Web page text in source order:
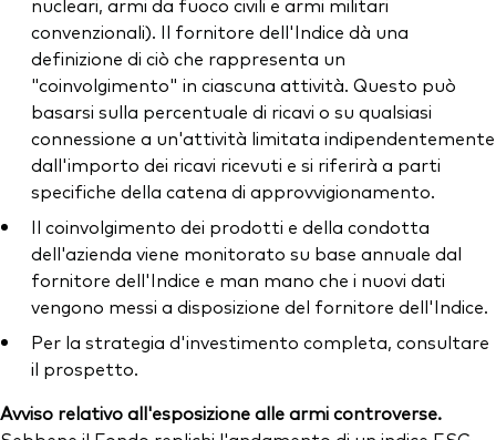
nucleari, armi da fuoco civili e armi militari
convenzionali). Il fornitore dell'Indice dà una
definizione di ciò che rappresenta un
"coinvolgimento" in ciascuna attività. Questo può
basarsi sulla percentuale di ricavi o su qualsiasi
connessione a un'attività limitata indipendentemente
dall'importo dei ricavi ricevuti e si riferirà a parti
specifiche della catena di approvvigionamento.
Il coinvolgimento dei prodotti e della condotta
dell'azienda viene monitorato su base annuale dal
fornitore dell'Indice e man mano che i nuovi dati
vengono messi a disposizione del fornitore dell'Indice.
Per la strategia d'investimento completa, consultare
il prospetto.
Avviso relativo all'esposizione alle armi controverse.